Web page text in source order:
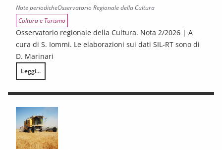
Note periodicheOsservatorio Regionale della Cultura
Cultura e Turismo
Osservatorio regionale della Cultura. Nota 2/2026 | A
cura di S. Iommi. Le elaborazioni sui dati SIL-RT sono di
D. Marinari
Leggi...
LA CONGIUNTURA DEI SETTORI CULTURALI. Ripresa selettiva e